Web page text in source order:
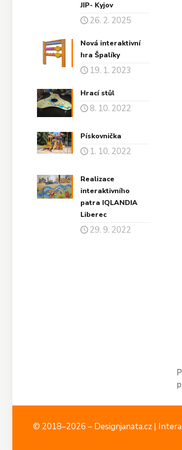
JIP- Kyjov
26. 2. 2025
Nová interaktivní
hra Špalíky
19. 1. 2023
Hrací stůl
8. 10. 2022
Pískovnička
1. 10. 2022
Realizace
interaktivního
patra IQLANDIA
Liberec
29. 9. 2022
© 2018–2026 – Designjanata.cz |